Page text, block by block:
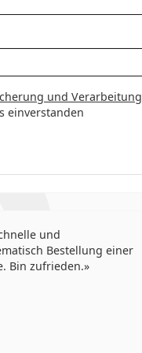
und Verarbeitung
einverstanden
und
Bestellung einer
Bin zufrieden.